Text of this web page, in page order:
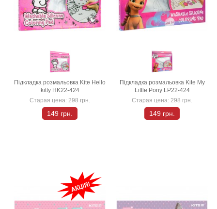
Підкладка розмальовка Kite Hello
kitty HK22-424
Старая цена: 298 грн.
149 грн.
Підкладка розмальовка Kite My
Little Pony LP22-424
Старая цена: 298 грн.
149 грн.